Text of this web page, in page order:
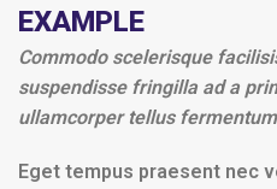
EXAMPLE
Commodo scelerisque
suspendisse fringilla ad a
ullamcorper tellus
Eget tempus praesent nec